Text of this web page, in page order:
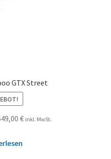
GTX Street
€ inkl. MwSt.